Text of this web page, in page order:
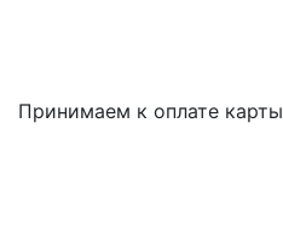
Принимаем к оплате карты